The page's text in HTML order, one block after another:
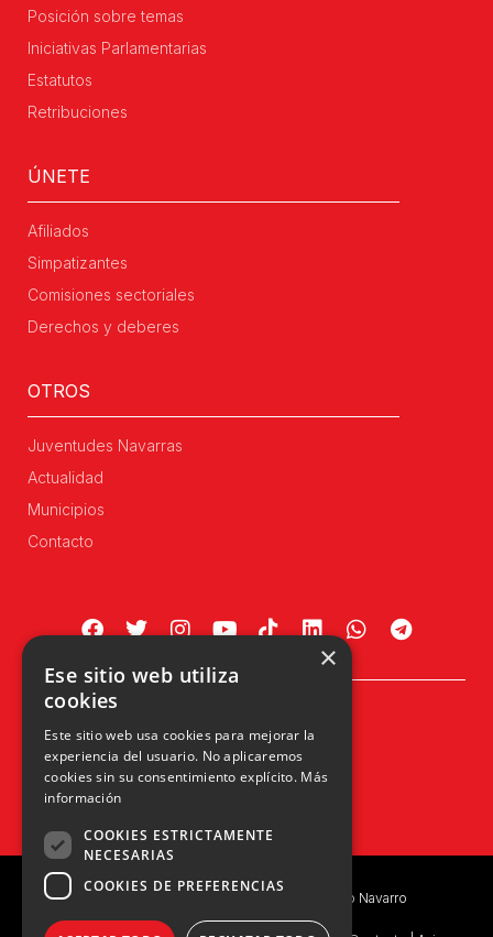
Posición sobre temas
Iniciativas Parlamentarias
Estatutos
Retribuciones
ÚNETE
Afiliados
Simpatizantes
Comisiones sectoriales
Derechos y deberes
OTROS
Juventudes Navarras
Actualidad
Municipios
Contacto
31002 Pamplona, Navarra
info@upn.org · 948 223 402
Copyright © 2026 UPN | Unión del Pueblo Navarro
×
Ese sitio web utiliza
cookies
Este sitio web usa cookies para mejorar la
experiencia del usuario. No aplicaremos
cookies sin su consentimiento explícito. Más
información
COOKIES ESTRICTAMENTE
NECESARIAS
COOKIES DE PREFERENCIAS